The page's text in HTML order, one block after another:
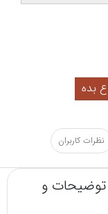
بده
نظرات کاربران
توضیحات و